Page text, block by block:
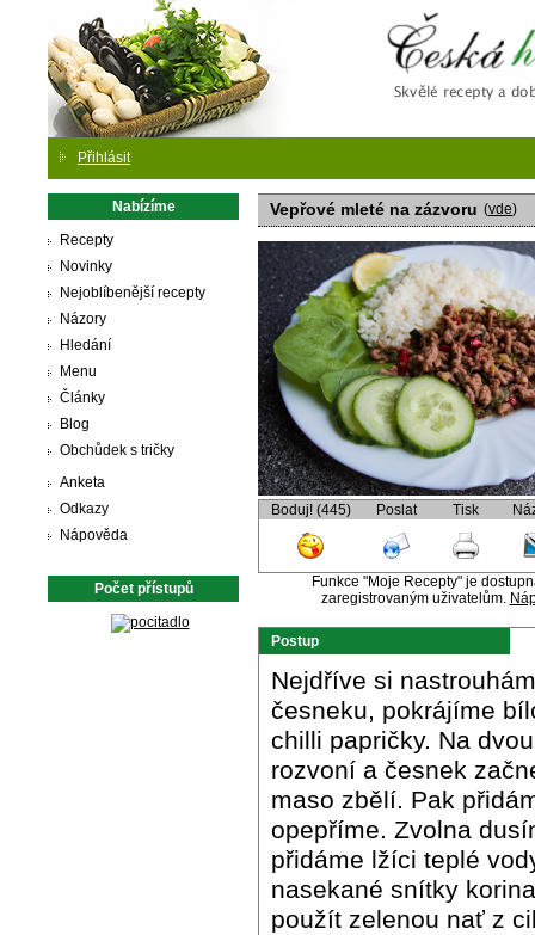
Přihlásit
Nabízíme
Recepty
Novinky
Nejoblíbenější recepty
Názory
Hledání
Menu
Články
Blog
Obchůdek s tričky
Anketa
Odkazy
Nápověda
Počet přístupů
Vepřové mleté na zázvoru (vde)
Boduj! (445) Poslat Tisk
Funkce "Moje Recepty" je
zaregistrovaným uživatelům.
Postup
Nejdříve si
česneku, pokrájíme
chilli papričky. Na
rozvoní a česnek
maso zbělí. Pak
opepříme. Zvolna
přidáme lžíci teplé
nasekané snítky
použít zelenou nať z